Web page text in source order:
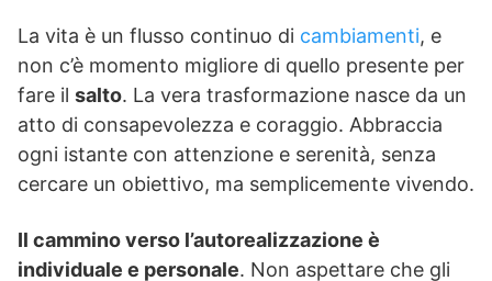
La vita è un flusso continuo di cambiamenti, e
non c’è momento migliore di quello presente per
fare il salto. La vera trasformazione nasce da un
atto di consapevolezza e coraggio. Abbraccia
ogni istante con attenzione e serenità, senza
cercare un obiettivo, ma semplicemente vivendo.
Il cammino verso l’autorealizzazione è
individuale e personale. Non aspettare che gli